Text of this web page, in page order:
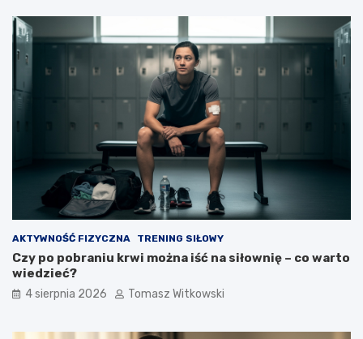
AKTYWNOŚĆ FIZYCZNA TRENING SIŁOWY
Czy po pobraniu krwi można iść na siłownię – co warto
wiedzieć?
4 sierpnia 2026 Tomasz Witkowski